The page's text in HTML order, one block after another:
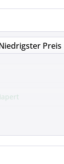
produzierter